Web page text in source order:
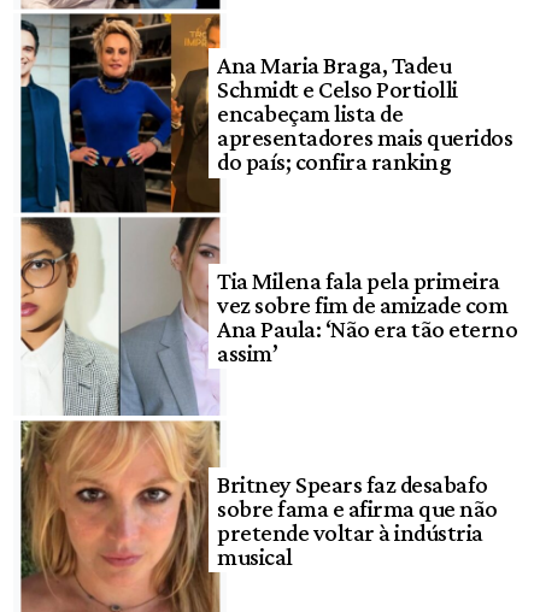
Ana Maria Braga, Tadeu
Schmidt e Celso Portiolli
encabeçam lista de
apresentadores mais queridos
do país; confira ranking
Tia Milena fala pela primeira
vez sobre fim de amizade com
Ana Paula: ‘Não era tão eterno
assim’
Britney Spears faz desabafo
sobre fama e afirma que não
pretende voltar à indústria
musical